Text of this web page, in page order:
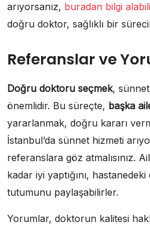
arıyorsanız, buradan bilgi
doğru doktor, sağlıklı bir
Referanslar ve
Doğru doktoru seçmek,
önemlidir. Bu süreçte, başka
yararlanmak, doğru kararı
İstanbul’da sünnet hizmeti
referanslara göz atmalısınız.
kadar iyi yaptığını,
tutumunu paylaşabilirler.
Yorumlar, doktorun kalitesi